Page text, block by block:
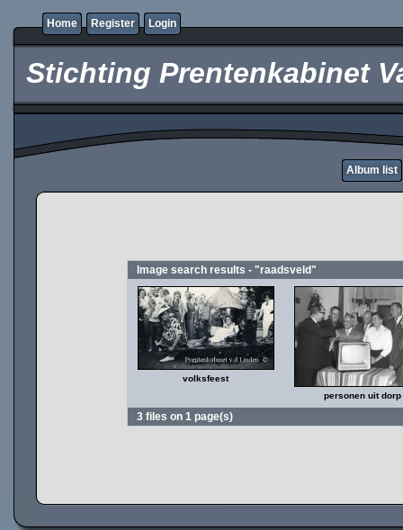
Home Register Login
Stichting Prentenkabinet
Album list
Image search results - "raadsveld"
volksfeest
personen uit dorp
3 files on 1 page(s)